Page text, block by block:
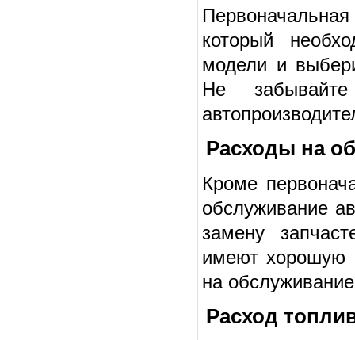
который
модели и
Не
Расходы на
Кроме
обслуживание
замену
имеют хорошую
на
Расход